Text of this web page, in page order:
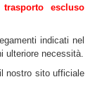
bots.
escluso
indicati nel
ulteriore necessità.
nostro sito ufficiale